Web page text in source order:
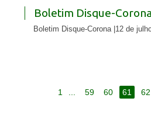
Boletim Disque-Corona
Boletim Disque-Corona |12 de
1 ... 59 60 61 62